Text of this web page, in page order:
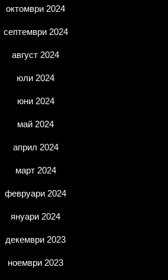
октомври 2024
септември 2024
август 2024
юли 2024
юни 2024
май 2024
април 2024
март 2024
февруари 2024
януари 2024
декември 2023
ноември 2023